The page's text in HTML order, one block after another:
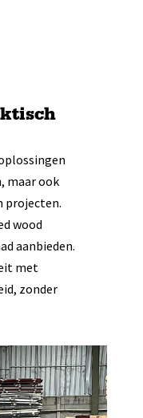
maar ook
projecten.
wood
aanbieden.
met
zonder